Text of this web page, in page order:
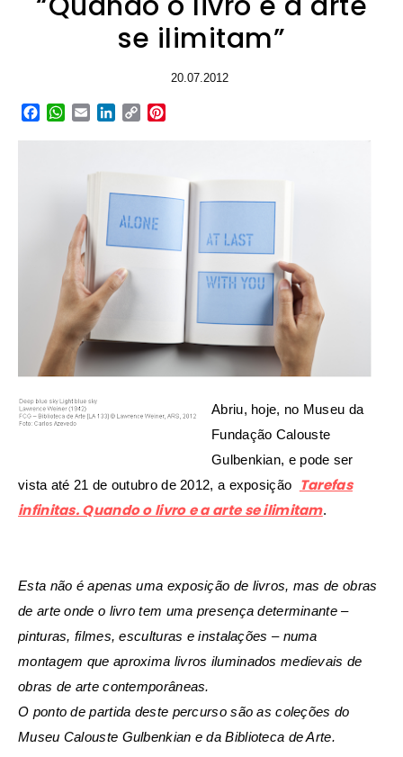
se ilimitam”
20.07.2012
Facebook
WhatsApp
EmailLinkedIn
Copy
Abriu, hoje, no Museu da
Fundação Calouste
Gulbenkian, e pode ser
vista até 21 de outubro de 2012, a exposição
Tarefas
infinitas. Quando o livro e a arte se ilimitam.
Esta não é apenas uma exposição de livros, mas de obras
de arte onde o livro tem uma presença determinante –
pinturas, filmes, esculturas e instalações – numa
montagem que aproxima livros iluminados medievais de
obras de arte contemporâneas.
O ponto de partida deste percurso são as coleções do
Museu Calouste Gulbenkian e da Biblioteca de Arte.